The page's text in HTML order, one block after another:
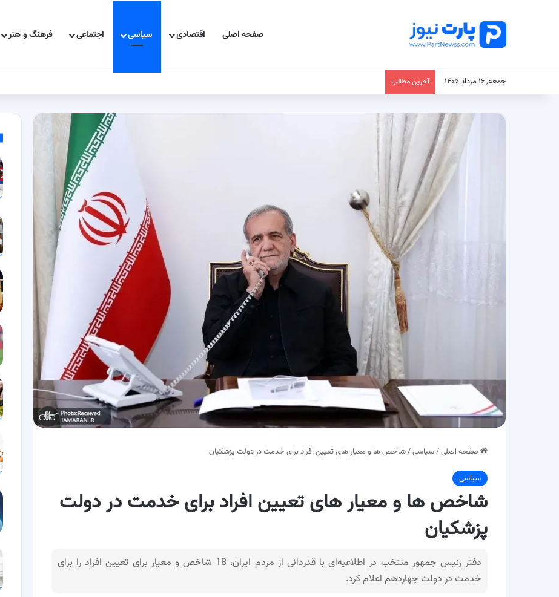
صفحه اصلی اقتصادی سیاسی اجتماعی فرهنگ و هنر
جمعه, ۱۶ مرداد ۱۴۰۵ آخرین مطالب
صفحه اصلی/سیاسی/شاخص ها و معیار های تعیین افراد برای خدمت در دولت پزشکیان
سیاسی
شاخص ها و معیار های تعیین افراد برای خدمت در دولت
پزشکیان
دفتر رئیس جمهور منتخب در اطلاعیه‌ای با قدردانی از مردم ایران، 18 شاخص‌ و معیار برای تعیین افراد را برای
خدمت در دولت چهاردهم اعلام کرد.